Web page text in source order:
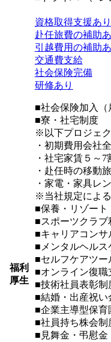
福利
厚生
資格取得支援あり
赴任旅費の補助
引越費用の補助
交通費支給
社会保険完備
研修あり
■社会保険加入（
■寮・社宅制度
※以下プロジェ
・初期費用会社
・社宅家賃５～
・赴任時の移動
・家電・家具レ
※当社規定による
■保養・リゾー
■スポーツクラブ
■キャリアコンサ
■メンタルヘルス
■セルフケアツー
■オンライン復職
■技術社員表彰制
■結婚・出産祝い
■企業主導型保育
■社員持ち株会制
■見舞金・弔慰金